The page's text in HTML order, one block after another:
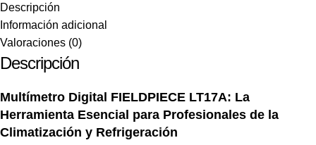
Descripción
Información adicional
Valoraciones (0)
Descripción
Multímetro Digital FIELDPIECE LT17A: La
Herramienta Esencial para Profesionales de la
Climatización y Refrigeración